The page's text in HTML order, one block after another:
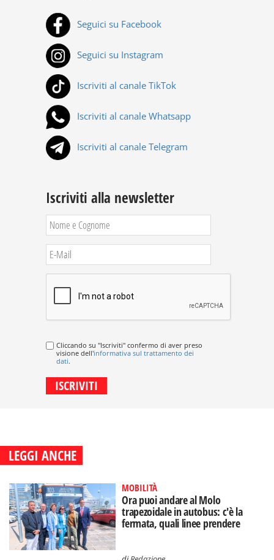
Seguici su Facebook
Seguici su Instagram
Iscriviti al canale TikTok
Iscriviti al canale Whatsapp
Iscriviti al canale Telegram
Iscriviti alla newsletter
Cliccando su "Iscriviti" confermo di aver preso
visione dell'informativa sul trattamento dei
dati.
LEGGI ANCHE
MOBILITÀ
Ora puoi andare al Molo
trapezoidale in autobus: c'è la
fermata, quali linee prendere